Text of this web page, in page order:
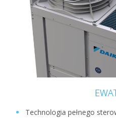
Technologia pełnego